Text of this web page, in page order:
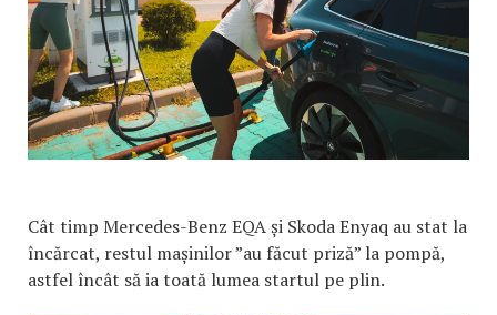
Cât timp Mercedes-Benz EQA și Skoda Enyaq au stat la
încărcat, restul mașinilor ”au făcut priză” la pompă,
astfel încât să ia toată lumea startul pe plin.